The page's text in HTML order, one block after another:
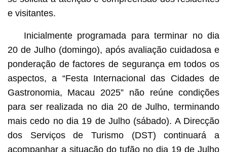
e visitantes.
Inicialmente programada para terminar no dia
20 de Julho (domingo), após avaliação cuidadosa e
ponderação de factores de segurança em todos os
aspectos, a “Festa Internacional das Cidades de
Gastronomia, Macau 2025” não reúne condições
para ser realizada no dia 20 de Julho, terminando
mais cedo no dia 19 de Julho (sábado). A Direcção
dos Serviços de Turismo (DST) continuará a
acompanhar a situação do tufão no dia 19 de Julho